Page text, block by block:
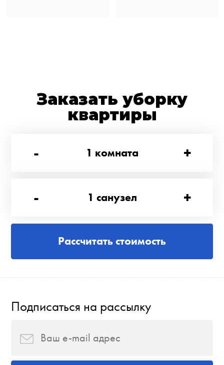
Заказать уборку
квартиры
-
1 комната +
- 1 санузел +
Рассчитать стоимость
Подписаться на рассылку